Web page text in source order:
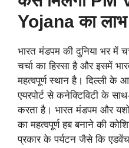
Yojana का लाभ
भारत मंडपम की दुनिया भर में
चर्चा का हिस्सा है और इसमें
महत्वपूर्ण स्थान है। दिल्ली के
एयरपोर्ट से कनेक्टिविटी के
करता है। भारत मंडपम और
का महत्वपूर्ण हब बनाने की
प्रकार के पर्यटन जैसे कि